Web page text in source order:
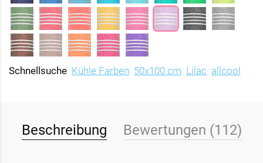
Schnellsuche Kühle Farben 50x100 cm Lilac allcool
Beschreibung Bewertungen (112)